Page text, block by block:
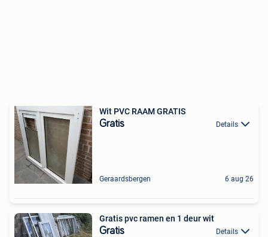
Wit PVC RAAM GRATIS
Gratis Details
Geraardsbergen 6 aug 26
Gratis pvc ramen en 1 deur wit
Gratis Details